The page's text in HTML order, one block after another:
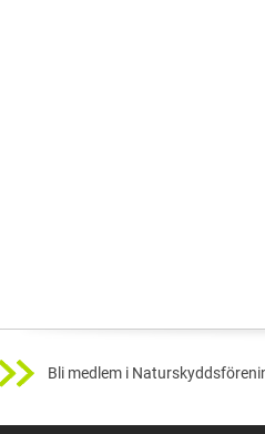
Bli medlem i